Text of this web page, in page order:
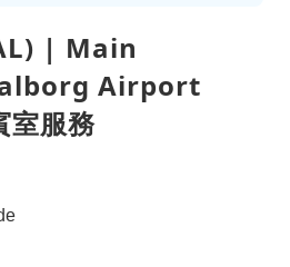
| Main
Airport
服務